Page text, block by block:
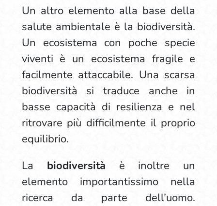
Un altro elemento alla base della
salute ambientale è la biodiversità.
Un ecosistema con poche specie
viventi è un ecosistema fragile e
facilmente attaccabile. Una scarsa
biodiversità si traduce anche in
basse capacità di resilienza e nel
ritrovare più difficilmente il proprio
equilibrio.
La biodiversità è inoltre un
elemento importantissimo nella
ricerca da parte dell’uomo.